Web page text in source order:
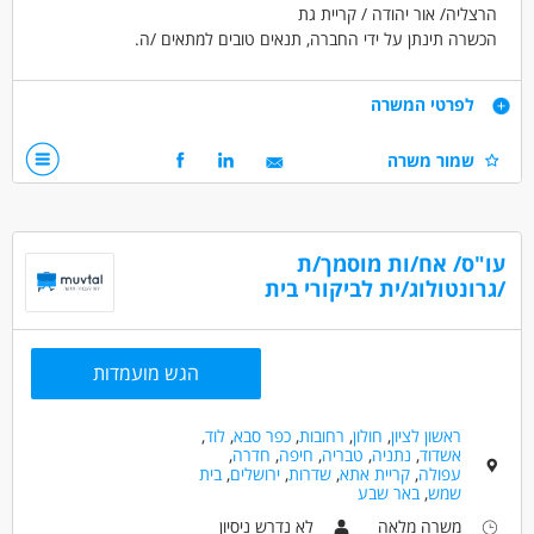
הרצליה/ אור יהודה / קריית גת
הכשרה תינתן על ידי החברה, תנאים טובים למתאים /ה.
שיבוץ והתאמת עובדים תוך דאגה לרווחת הקשיש, ושמירת קשר ישיר מול
המשפחות,
ניהול תיקי לקוחות, טיפול בקליטת עובדים ובסיום יחסי עבודה.
דרישות
יכולת ניהול מספר פעולות בו זמנית (מולטי-טאסקינג).
יחסי אנוש מצוינים.
דרושים בתחום
אדמיניסטרציה ומזכירות - בק-אופיס
אדמיניסטרציה ומזכירות - מזכיר/ה
משאבי אנוש - רכז/ת כ"א
עבודה ללא ניסיון
עבודה מיידית
משרה מלאה
אקדמאים ללא נסיון
בני 50 פלוס
אמהות
דוברי שפות
לפרטי המשרה
שמור משרה
עו"ס/ אח/ות מוסמך/ת
/גרונטולוג/ית לביקורי בית
הגש מועמדות
ראשון לציון, חולון, רחובות,כפר סבא,לוד,
אשדוד, נתניה, טבריה, חיפה, חדרה,
עפולה,קריית אתא,שדרות,ירושלים,בית
שמש,באר שבע
משרה מלאה
לא נדרש ניסיון